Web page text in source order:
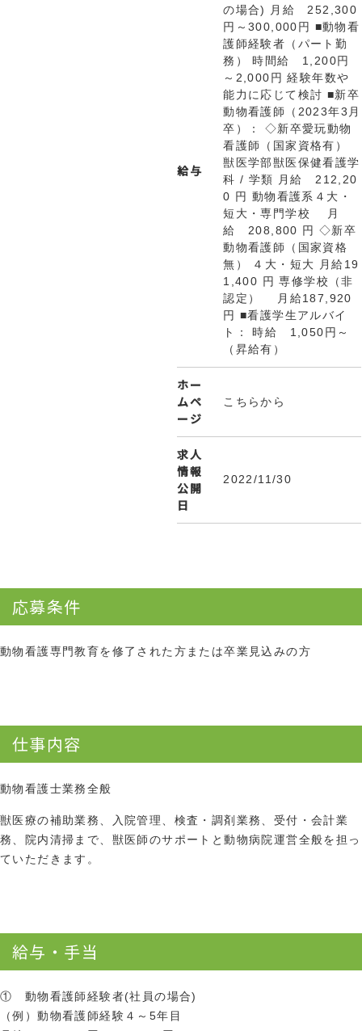
給与
の場合) 月給 252,300
円～300,000円 ■動物看
護師経験者（パート勤
務） 時間給 1,200円
～2,000円 経験年数や
能力に応じて検討 ■新卒
動物看護師（2023年3月
卒）： ◇新卒愛玩動物
看護師（国家資格有）
獣医学部獣医保健看護学
科 / 学類 月給 212,20
0 円 動物看護系４大・
短大・専門学校 月
給 208,800 円 ◇新卒
動物看護師（国家資格
無） ４大・短大 月給19
1,400 円 専修学校（非
認定） 月給187,920
円 ■看護学生アルバイ
ト： 時給 1,050円～
（昇給有）
ホー
ムペ
ージ
こちらから
求人
情報
公開
日
2022/11/30
応募条件
動物看護専門教育を修了された方または卒業見込みの方
仕事内容
動物看護士業務全般
獣医療の補助業務、入院管理、検査・調剤業務、受付・会計業
務、院内清掃まで、獣医師のサポートと動物病院運営全般を担っ
ていただきます。
給与・手当
① 動物看護師経験者(社員の場合)
（例）動物看護師経験４～5年目